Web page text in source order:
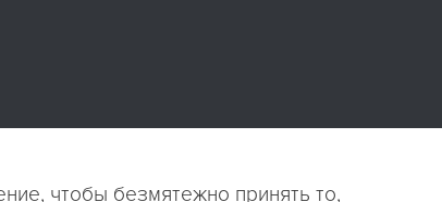
чтобы безмятежно принять то,